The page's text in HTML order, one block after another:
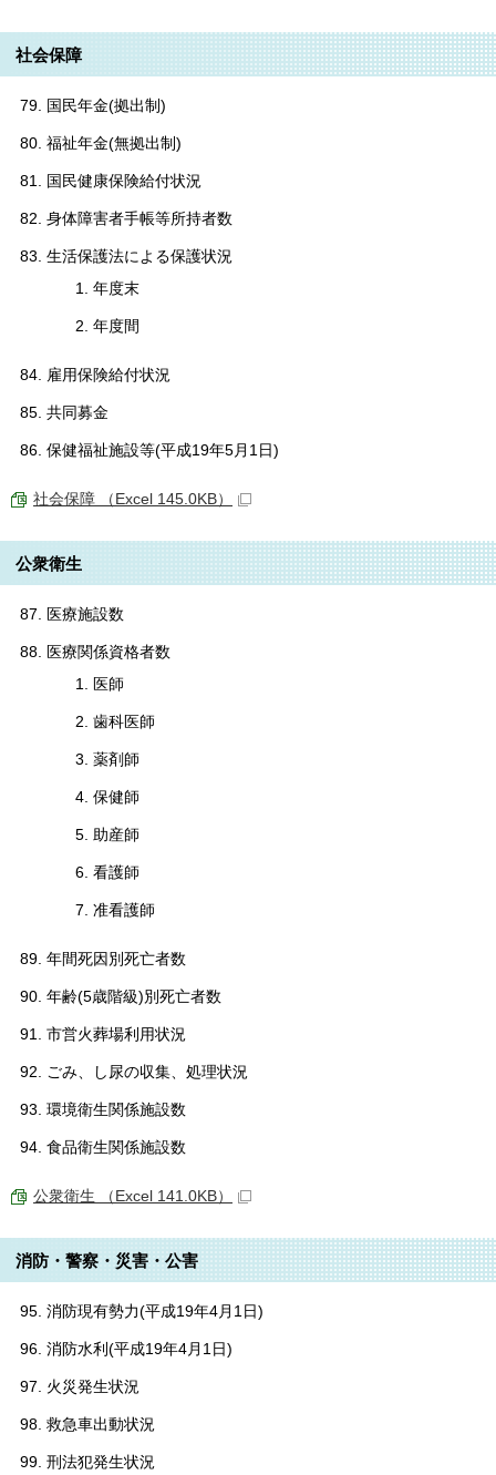
社会保障
国民年金(拠出制)
福祉年金(無拠出制)
国民健康保険給付状況
身体障害者手帳等所持者数
生活保護法による保護状況
年度末
年度間
雇用保険給付状況
共同募金
保健福祉施設等(平成19年5月1日)
社会保障 （Excel 145.0KB）
公衆衛生
医療施設数
医療関係資格者数
医師
歯科医師
薬剤師
保健師
助産師
看護師
准看護師
年間死因別死亡者数
年齢(5歳階級)別死亡者数
市営火葬場利用状況
ごみ、し尿の収集、処理状況
環境衛生関係施設数
食品衛生関係施設数
公衆衛生 （Excel 141.0KB）
消防・警察・災害・公害
消防現有勢力(平成19年4月1日)
消防水利(平成19年4月1日)
火災発生状況
救急車出動状況
刑法犯発生状況